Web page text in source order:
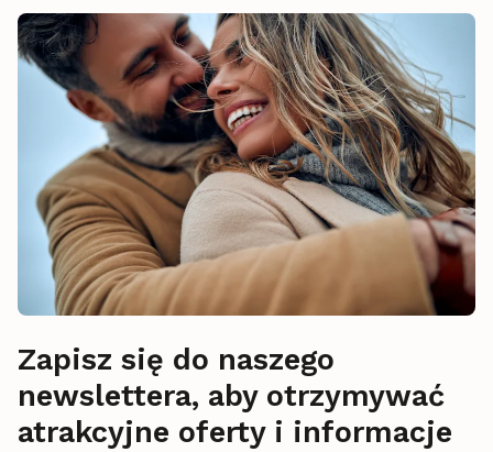
Zapisz się do naszego
newslettera, aby otrzymywać
atrakcyjne oferty i informacje